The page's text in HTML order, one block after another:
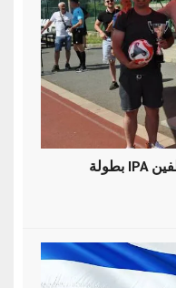
بطولة IPA تجمع 19,440 يورو لأطفال الموظفين